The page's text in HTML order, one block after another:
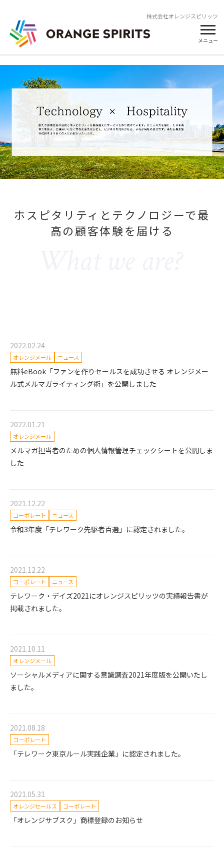
株式会社オレンジスピリッツ
メニュー
ホスピタリティとテクノロジーで最
高の顧客体験を届ける
2022.02.24
オレンジメール ニュース
無料eBook「ファンを作りセールスを成功させる オレンジメー
ル式メルマガライティング術」を公開しました
2022.01.21
オレンジメール
メルマガ担当者のための個人情報管理チェックシートを公開しま
した
2021.12.22
コーポレート ニュース
令和3年度「テレワーク先駆者百選」に認定されました。
2021.12.22
コーポレート ニュース
テレワーク・デイズ2021にオレンジスピリッツの実績報告書が
掲載されました。
2021.10.11
オレンジメール
ソーシャルメディアに関する意識調査2021年度版を公開いたし
ました。
2021.08.18
コーポレート
「テレワーク東京ルール実践企業」に認定されました。
2021.05.31
オレンジセールス コーポレート
「オレンジサブスク」商標登録のお知らせ